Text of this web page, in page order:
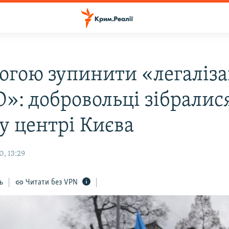
зупинити
добровольці
центрі Києва
13:29
Читати без VPN